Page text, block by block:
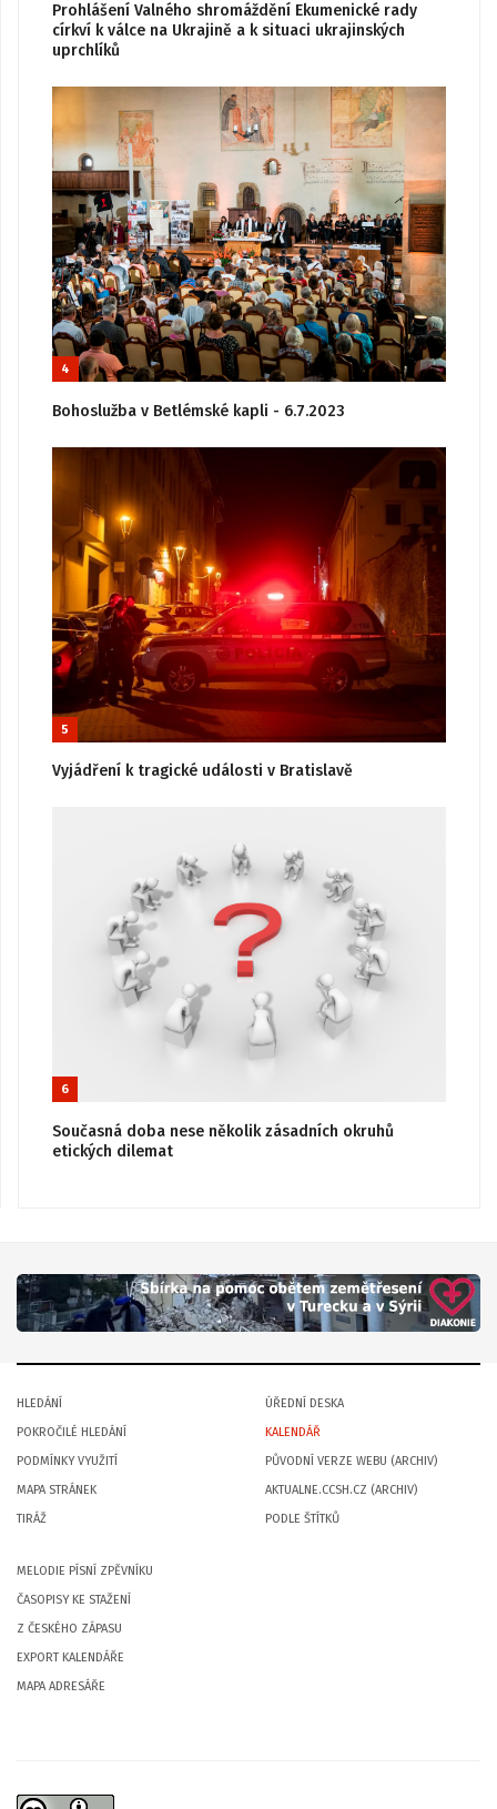
Prohlášení Valného shromáždění Ekumenické rady
církví k válce na Ukrajině a k situaci ukrajinských
uprchlíků
4
Bohoslužba v Betlémské kapli - 6.7.2023
5
Vyjádření k tragické události v Bratislavě
6
Současná doba nese několik zásadních okruhů
etických dilemat
HLEDÁNÍ
POKROČILÉ HLEDÁNÍ
PODMÍNKY VYUŽITÍ
MAPA STRÁNEK
TIRÁŽ
ÚŘEDNÍ DESKA
KALENDÁŘ
PŮVODNÍ VERZE WEBU (ARCHIV)
AKTUALNE.CCSH.CZ (ARCHIV)
PODLE ŠTÍTKŮ
MELODIE PÍSNÍ ZPĚVNÍKU
ČASOPISY KE STAŽENÍ
Z ČESKÉHO ZÁPASU
EXPORT KALENDÁŘE
MAPA ADRESÁŘE